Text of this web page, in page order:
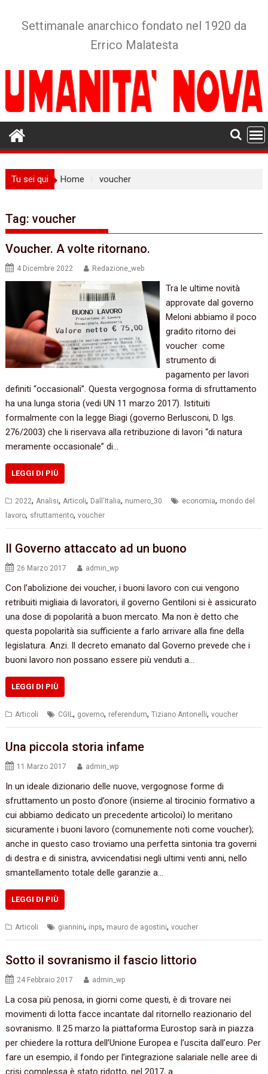
Settimanale anarchico fondato nel 1920 da
Errico Malatesta
Tu sei qui Home voucher
Tag:voucher
Voucher. A volte ritornano.
4 Dicembre 2022 Redazione_web
Tra le ultime novità
approvate dal governo
Meloni abbiamo il poco
gradito ritorno dei
voucher come
strumento di
pagamento per lavori
definiti “occasionali”. Questa vergognosa forma di sfruttamento
ha una lunga storia (vedi UN 11 marzo 2017). Istituiti
formalmente con la legge Biagi (governo Berlusconi, D. lgs.
276/2003) che li riservava alla retribuzione di lavori “di natura
meramente occasionale” di…
LEGGI DI PIÙ
2022,Analisi,Articoli, Dall'Italia, numero_30 economia, mondo del
lavoro, sfruttamento,voucher
Il Governo‭ ‬attaccato ad un‭ ‬buono
26 Marzo 2017 admin_wp
Con l’abolizione dei voucher,‭ ‬i buoni lavoro con cui vengono
retribuiti migliaia di lavoratori,‭ ‬il governo Gentiloni si è assicurato
una dose di popolarità a buon mercato.‭ ‬Ma non è detto che
questa popolarità sia sufficiente a farlo arrivare alla fine della
legislatura.‭ ‬Anzi. Il decreto emanato dal Governo prevede che i
buoni lavoro non possano essere più venduti a…
LEGGI DI PIÙ
Articoli CGIL, governo, referendum,Tiziano Antonelli,voucher
Una piccola storia infame
11 Marzo 2017 admin_wp
In un ideale dizionario delle nuove, vergognose forme di
sfruttamento un posto d’onore (insieme al tirocinio formativo a
cui abbiamo dedicato un precedente articoloi) lo meritano
sicuramente i buoni lavoro (comunemente noti come voucher);
anche in questo caso troviamo una perfetta sintonia tra governi
di destra e di sinistra, avvicendatisi negli ultimi venti anni, nello
smantellamento totale delle garanzie a…
LEGGI DI PIÙ
Articoli giannini, inps, mauro de agostini,voucher
Sotto il sovranismo il fascio littorio
24 Febbraio 2017 admin_wp
La cosa più penosa, in giorni come questi, è di trovare nei
movimenti di lotta facce incantate dal ritornello reazionario del
sovranismo. Il 25 marzo la piattaforma Eurostop sarà in piazza
per chiedere la rottura dell’Unione Europea e l’uscita dall’euro. Per
fare un esempio, il fondo per l’integrazione salariale nelle aree di
crisi complessa è stato ridotto, nel 2017, a…